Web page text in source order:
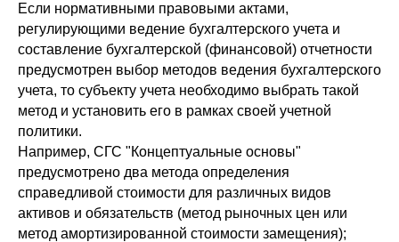
Если нормативными правовыми актами,
регулирующими ведение бухгалтерского учета и
составление бухгалтерской (финансовой) отчетности
предусмотрен выбор методов ведения бухгалтерского
учета, то субъекту учета необходимо выбрать такой
метод и установить его в рамках своей учетной
политики.
Например, СГС "Концептуальные основы"
предусмотрено два метода определения
справедливой стоимости для различных видов
активов и обязательств (метод рыночных цен или
метод амортизированной стоимости замещения);